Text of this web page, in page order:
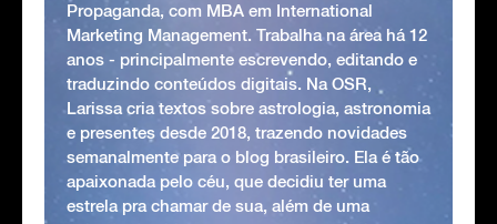
Propaganda, com MBA em International
Marketing Management. Trabalha na área há 12
anos - principalmente escrevendo, editando e
traduzindo conteúdos digitais. Na OSR,
Larissa cria textos sobre astrologia, astronomia
e presentes desde 2018, trazendo novidades
semanalmente para o blog brasileiro. Ela é tão
apaixonada pelo céu, que decidiu ter uma
estrela pra chamar de sua, além de uma